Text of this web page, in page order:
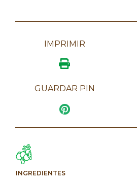
IMPRIMIR
GUARDAR PIN
INGREDIENTES